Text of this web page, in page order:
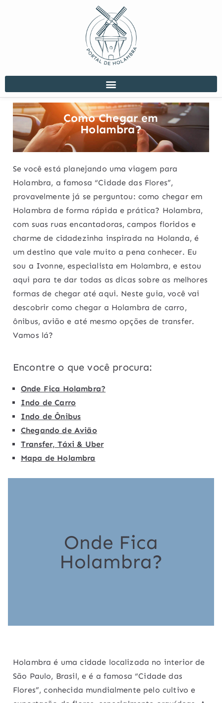
Como Chegar em
Holambra?
Se você está planejando uma viagem para
Holambra, a famosa “Cidade das Flores”,
provavelmente já se perguntou: como chegar em
Holambra de forma rápida e prática? Holambra,
com suas ruas encantadoras, campos floridos e
charme de cidadezinha inspirada na Holanda, é
um destino que vale muito a pena conhecer. Eu
sou a Ivonne, especialista em Holambra, e estou
aqui para te dar todas as dicas sobre as melhores
formas de chegar até aqui. Neste guia, você vai
descobrir como chegar a Holambra de carro,
ônibus, avião e até mesmo opções de transfer.
Vamos lá?
Encontre o que você procura:
Onde Fica Holambra?
Indo de Carro
Indo de Ônibus
Chegando de Avião
Transfer, Táxi & Uber
Mapa de Holambra
Onde Fica
Holambra?
Holambra é uma cidade localizada no interior de
São Paulo, Brasil, e é a famosa “Cidade das
Flores”, conhecida mundialmente pelo cultivo e